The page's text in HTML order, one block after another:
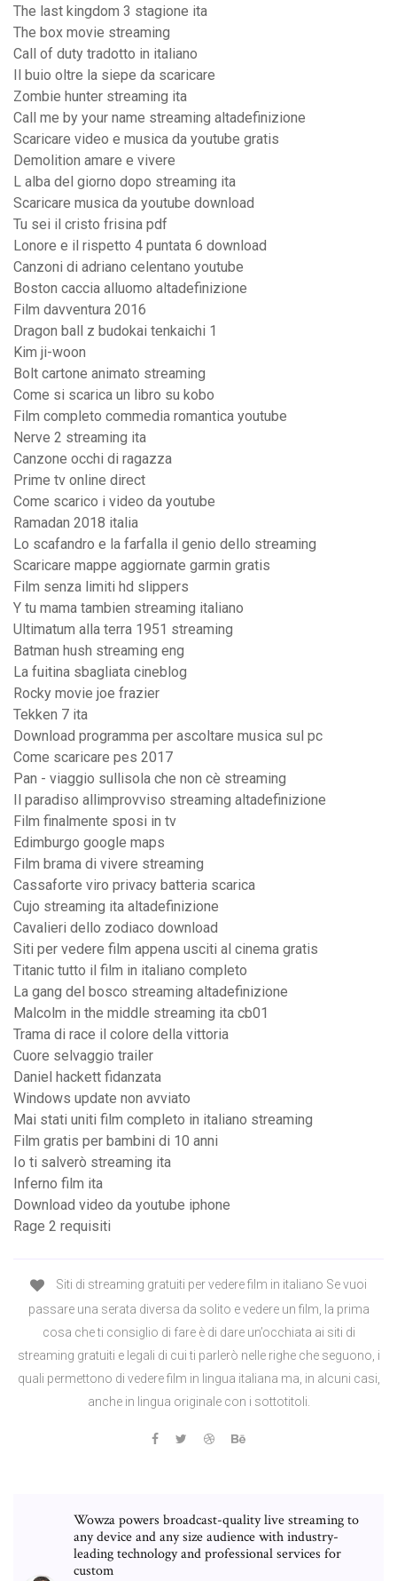
The last kingdom 3 stagione ita
The box movie streaming
Call of duty tradotto in italiano
Il buio oltre la siepe da scaricare
Zombie hunter streaming ita
Call me by your name streaming altadefinizione
Scaricare video e musica da youtube gratis
Demolition amare e vivere
L alba del giorno dopo streaming ita
Scaricare musica da youtube download
Tu sei il cristo frisina pdf
Lonore e il rispetto 4 puntata 6 download
Canzoni di adriano celentano youtube
Boston caccia alluomo altadefinizione
Film davventura 2016
Dragon ball z budokai tenkaichi 1
Kim ji-woon
Bolt cartone animato streaming
Come si scarica un libro su kobo
Film completo commedia romantica youtube
Nerve 2 streaming ita
Canzone occhi di ragazza
Prime tv online direct
Come scarico i video da youtube
Ramadan 2018 italia
Lo scafandro e la farfalla il genio dello streaming
Scaricare mappe aggiornate garmin gratis
Film senza limiti hd slippers
Y tu mama tambien streaming italiano
Ultimatum alla terra 1951 streaming
Batman hush streaming eng
La fuitina sbagliata cineblog
Rocky movie joe frazier
Tekken 7 ita
Download programma per ascoltare musica sul pc
Come scaricare pes 2017
Pan - viaggio sullisola che non cè streaming
Il paradiso allimprovviso streaming altadefinizione
Film finalmente sposi in tv
Edimburgo google maps
Film brama di vivere streaming
Cassaforte viro privacy batteria scarica
Cujo streaming ita altadefinizione
Cavalieri dello zodiaco download
Siti per vedere film appena usciti al cinema gratis
Titanic tutto il film in italiano completo
La gang del bosco streaming altadefinizione
Malcolm in the middle streaming ita cb01
Trama di race il colore della vittoria
Cuore selvaggio trailer
Daniel hackett fidanzata
Windows update non avviato
Mai stati uniti film completo in italiano streaming
Film gratis per bambini di 10 anni
Io ti salverò streaming ita
Inferno film ita
Download video da youtube iphone
Rage 2 requisiti
Siti di streaming gratuiti per vedere film in italiano Se vuoi
passare una serata diversa da solito e vedere un film, la prima
cosa che ti consiglio di fare è di dare un’occhiata ai siti di
streaming gratuiti e legali di cui ti parlerò nelle righe che seguono, i
quali permettono di vedere film in lingua italiana ma, in alcuni casi,
anche in lingua originale con i sottotitoli.
Wowza powers broadcast-quality live streaming to
any device and any size audience with industry-
leading technology and professional services for
custom